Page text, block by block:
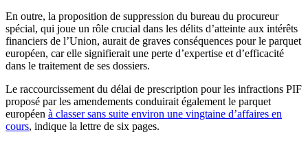
En outre, la proposition de suppression du bureau du procureur
spécial, qui joue un rôle crucial dans les délits d’atteinte aux intérêts
financiers de l’Union, aurait de graves conséquences pour le parquet
européen, car elle signifierait une perte d’expertise et d’efficacité
dans le traitement de ses dossiers.
Le raccourcissement du délai de prescription pour les infractions PIF
proposé par les amendements conduirait également le parquet
européen à classer sans suite environ une vingtaine d’affaires en
cours, indique la lettre de six pages.